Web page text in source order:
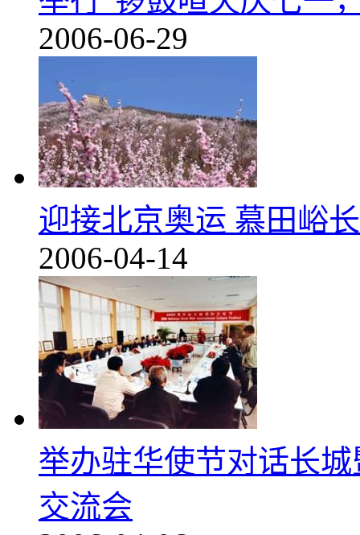
2006-06-29
迎接北京奥运 慕田峪
2006-04-14
举办驻华使节对话长
交流会